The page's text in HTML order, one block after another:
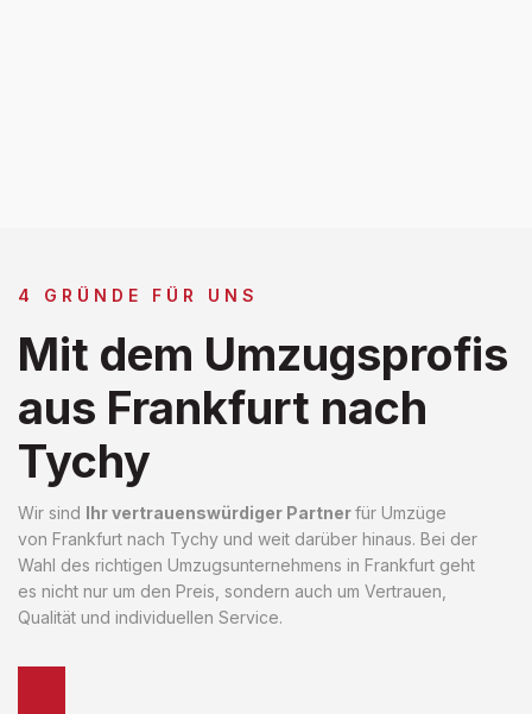
4 GRÜNDE FÜR UNS
Mit dem Umzugsprofis
aus Frankfurt nach
Tychy
Wir sind Ihr vertrauenswürdiger Partnerfür Umzüge
von Frankfurt nach Tychy und weit darüber hinaus. Bei der
Wahl des richtigen Umzugsunternehmens in Frankfurt geht
es nicht nur um den Preis, sondern auch um Vertrauen,
Qualität und individuellen Service.